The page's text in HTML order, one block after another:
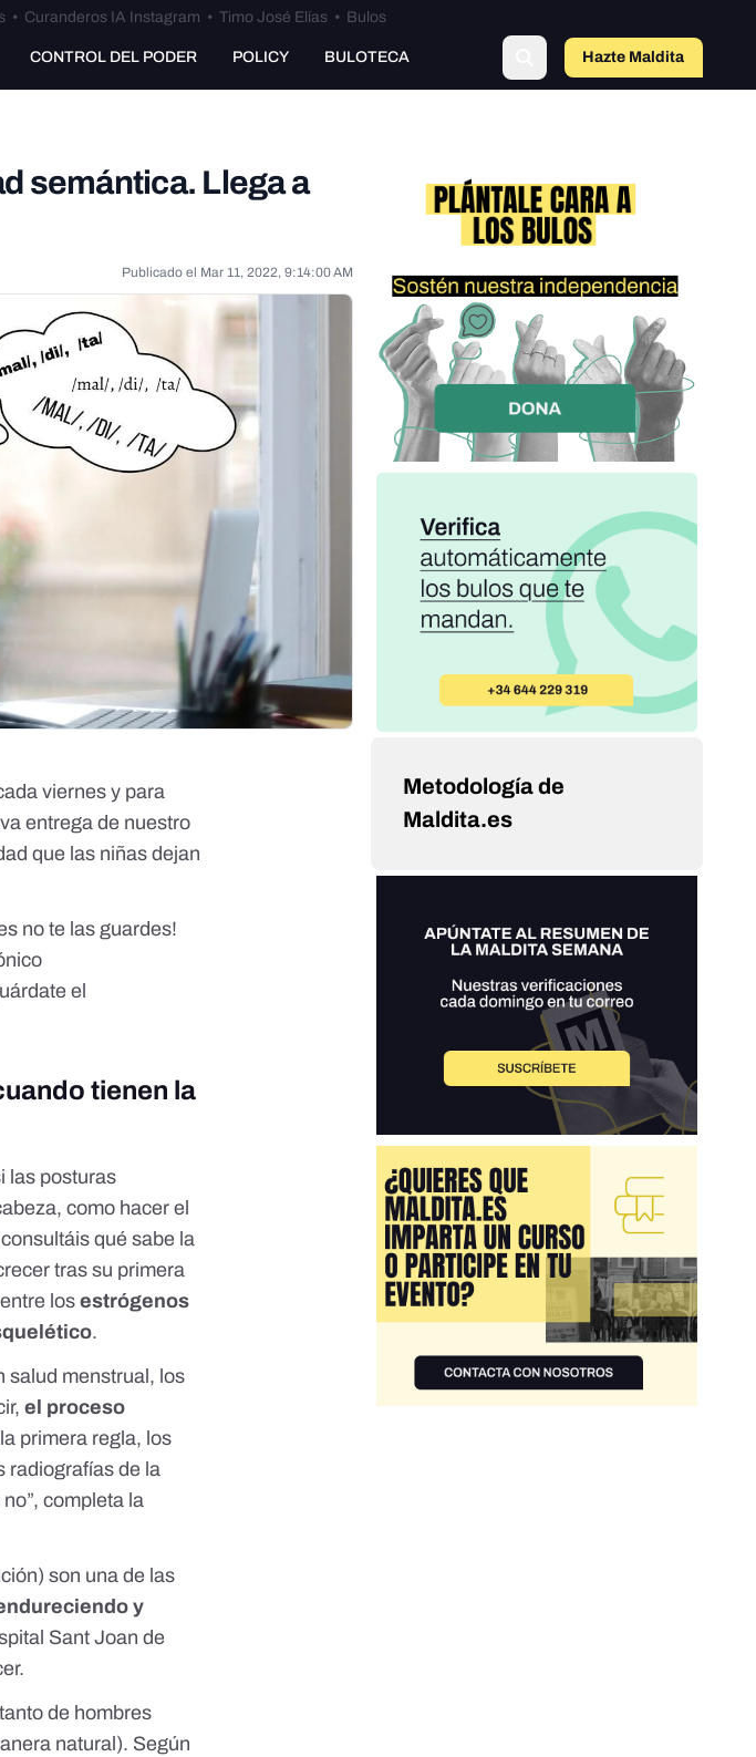
• Curanderos IA Instagram • Timo José Elías• Bulos
CONTROL DEL PODER POLICY BULOTECA Hazte Maldito
semántica. Llega a
Publicado el Mar 11, 2022, 9:14:00 AM
viernes y para
entrega de nuestro
que las niñas dejan
no te las guardes!
el
tienen la
las posturas
como hacer el
qué sabe la
tras su primera
los estrógenos
.
salud menstrual, los
el proceso
primera regla, los
radiografías de la
completa la
son una de las
y
Sant Joan de
de hombres
natural ). Según
Metodología de
Maldita.es